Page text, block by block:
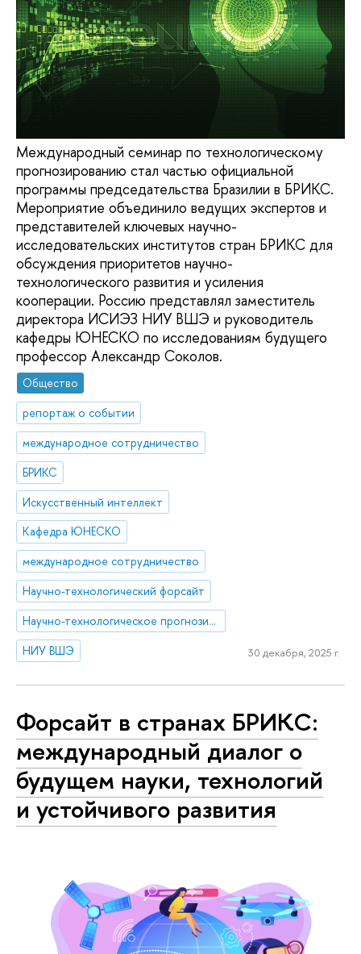
Международный семинар по технологическому
прогнозированию стал частью официальной
программы председательства Бразилии в БРИКС.
Мероприятие объединило ведущих экспертов и
представителей ключевых научно-
исследовательских институтов стран БРИКС для
обсуждения приоритетов научно-
технологического развития и усиления
кооперации. Россию представлял заместитель
директора ИСИЭЗ НИУ ВШЭ и руководитель
кафедры ЮНЕСКО по исследованиям будущего
профессор Александр Соколов.
Общество
репортаж о событии
международное сотрудничество
БРИКС
Искусственный интеллект
Кафедра ЮНЕСКО
международное сотрудничество
Научно-технологический форсайт
Научно-технологическое прогнозирование
НИУ ВШЭ
30 декабря, 2025 г.
Форсайт в странах БРИКС:
международный диалог о
будущем науки, технологий
и устойчивого развития